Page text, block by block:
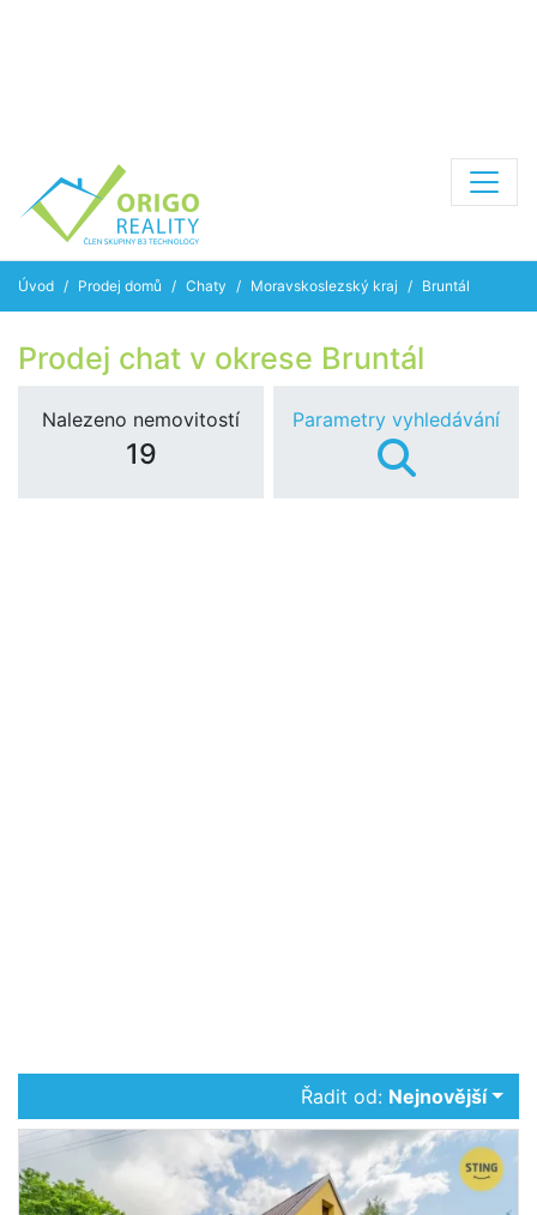
Úvod Prodej domů Chaty Moravskoslezský kraj Bruntál
Prodej chat v okrese Bruntál
Nalezeno nemovitostí
19
Parametry vyhledávání
Řadit od: Nejnovější